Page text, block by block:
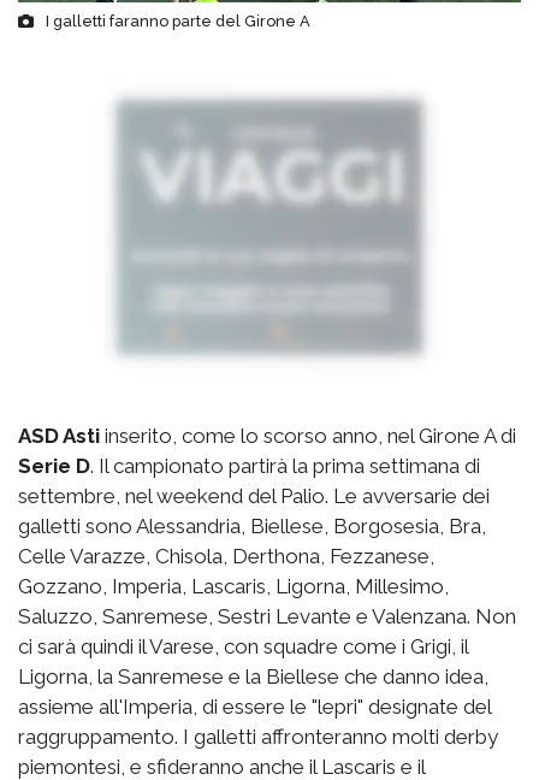
I galletti faranno parte del Girone A
ASD Asti inserito, come lo scorso anno, nel Girone A di
Serie D. Il campionato partirà la prima settimana di
settembre, nel weekend del Palio. Le avversarie dei
galletti sono Alessandria, Biellese, Borgosesia, Bra,
Celle Varazze, Chisola, Derthona, Fezzanese,
Gozzano, Imperia, Lascaris, Ligorna, Millesimo,
Saluzzo, Sanremese, Sestri Levante e Valenzana. Non
ci sarà quindi il Varese, con squadre come i Grigi, il
Ligorna, la Sanremese e la Biellese che danno idea,
assieme all'Imperia, di essere le "lepri" designate del
raggruppamento. I galletti affronteranno molti derby
piemontesi, e sfideranno anche il Lascaris e il